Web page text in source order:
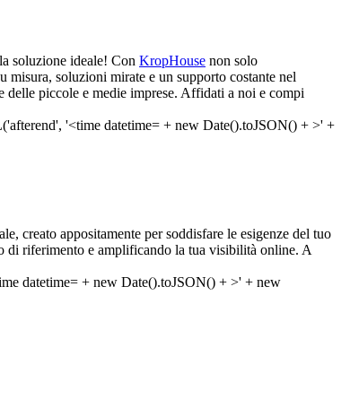
soluzione ideale! Con KropHouse non solo
misura, soluzioni mirate e un supporto costante nel
delle piccole e medie imprese. Affidati a noi e compi
creato appositamente per soddisfare le esigenze del tuo
di riferimento e amplificando la tua visibilità online. A